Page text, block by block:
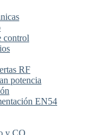
control
RF
potencia
EN54
y CO